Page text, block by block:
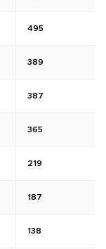
495
389
387
365
219
187
138